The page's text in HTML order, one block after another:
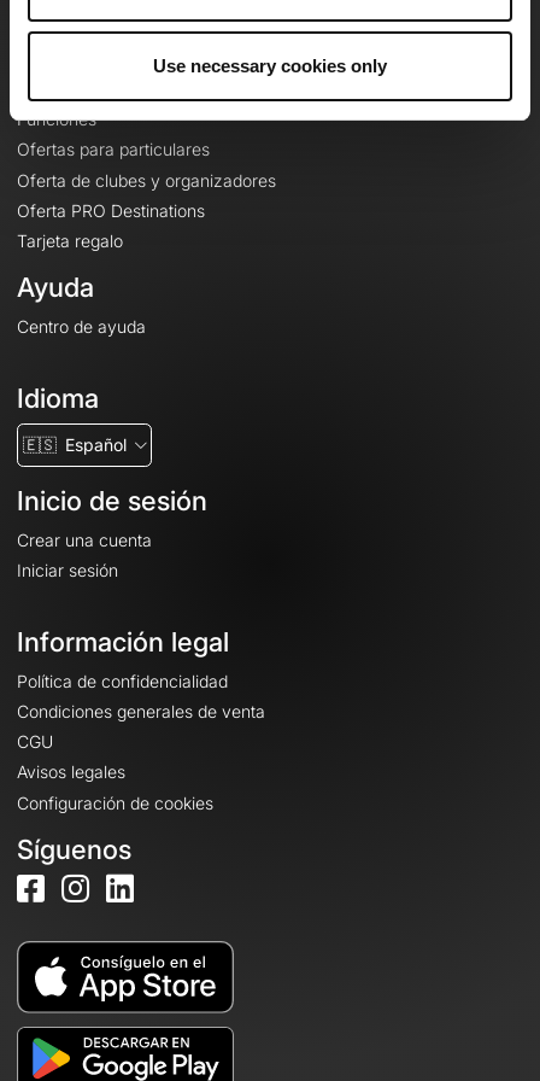
Use necessary cookies only
Funciones
Ofertas para particulares
Oferta de clubes y organizadores
Oferta PRO Destinations
Tarjeta regalo
Ayuda
Centro de ayuda
Idioma
🇪🇸 Español
Inicio de sesión
Crear una cuenta
Iniciar sesión
Información legal
Política de confidencialidad
Condiciones generales de venta
CGU
Avisos legales
Configuración de cookies
Síguenos